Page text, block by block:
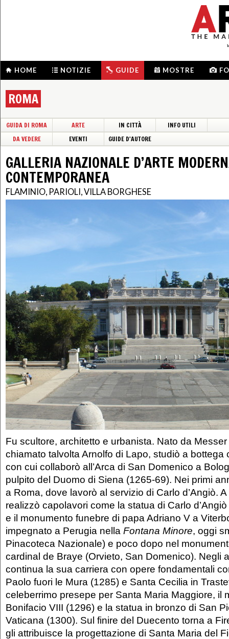
HOME NOTIZIE GUIDE MOSTRE
ROMA
GUIDA DI ROMA ARTE IN CITTÀ
INFO UTILI
DA VEDERE
EVENTI GUIDE D'AUTORE
GALLERIA NAZIONALE D’ARTE
CONTEMPORANEA
FLAMINIO, PARIOLI, VILLA BORGHESE
Fu scultore, architetto e urbanista. Nato da
chiamato talvolta Arnolfo di Lapo, studiò a bottega
con cui collaborò all’Arca di San Domenico a
pulpito del Duomo di Siena (1265-69). Nei primi
a Roma, dove lavorò al servizio di Carlo d’Angiò.
realizzò capolavori come la statua di Carlo
e il monumento funebre di papa Adriano V a
impegnato a Perugia nella Fontana Minore, oggi
Pinacoteca Nazionale) e poco dopo nel
cardinal de Braye (Orvieto, San Domenico). Negli
continua la sua carriera con opere fondamentali
Paolo fuori le Mura (1285) e Santa Cecilia in
celeberrimo presepe per Santa Maria Maggiore, il
Bonifacio VIII (1296) e la statua in bronzo di San
Vaticana (1300). Sul finire del Duecento torna a
gli attribuisce la progettazione di Santa Maria del